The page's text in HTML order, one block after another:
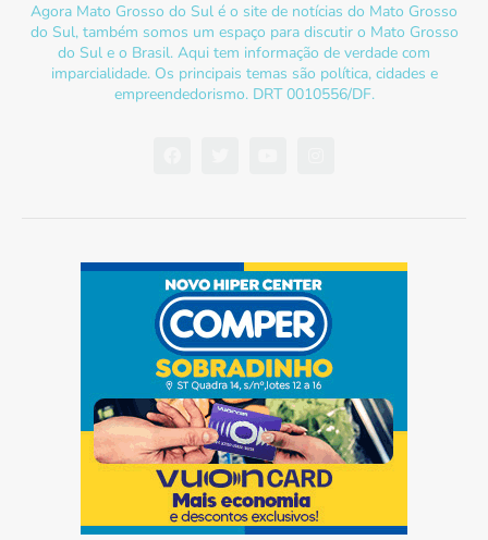
Agora Mato Grosso do Sul é o site de notícias do Mato Grosso
do Sul, também somos um espaço para discutir o Mato Grosso
do Sul e o Brasil. Aqui tem informação de verdade com
imparcialidade. Os principais temas são política, cidades e
empreendedorismo. DRT 0010556/DF.